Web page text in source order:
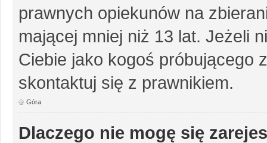
prawnych opiekunów na
mającej mniej niż 13 lat. Jeżeli
Ciebie jako kogoś próbującego
skontaktuj się z prawnikiem.
Góra
Dlaczego nie mogę się